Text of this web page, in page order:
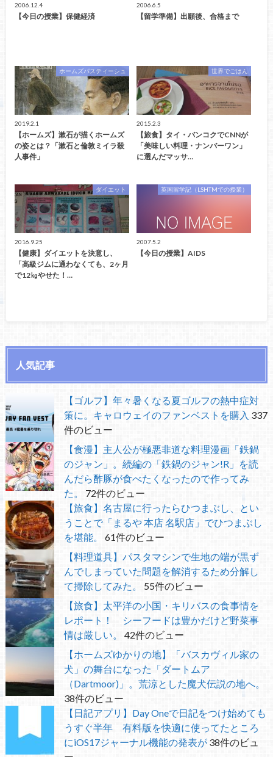
2006.12.4
【今日の授業】保健経済
2006.6.5
【留学準備】出願後、合格まで
ホームズパスティーシュ
2019.2.1
【ホームズ】漱石が描くホームズ
の姿とは？「漱石と倫敦ミイラ殺
人事件」
世界でごはん
2015.2.3
【旅食】タイ・バンコクでCNNが
「美味しい料理・ナンバーワン」
に選んだマッサ…
ダイエット
2016.9.25
【健康】ダイエットを決意し、
「高級ジムに通わなくても、2ヶ月
で12㎏やせた！…
英国留学記（LSHTMでの授業）
2007.5.2
【今日の授業】AIDS
人気記事
【ゴルフ】年々暑くなる夏ゴルフの熱中症対
策に。キャロウェイのファンベストを購入 337
件のビュー
【食漫】主人公が極悪非道な料理漫画「鉄鍋
のジャン」。続編の「鉄鍋のジャン!R」を読
んだら酢豚が食べたくなったので作ってみ
た。
72件のビュー
【旅食】名古屋に行ったらひつまぶし、とい
うことで「まるや 本店 名駅店」でひつまぶし
を堪能。
61件のビュー
【料理道具】パスタマシンで生地の端が黒ず
んでしまっていた問題を解消するため分解し
て掃除してみた。
55件のビュー
【旅食】太平洋の小国・キリバスの食事情を
レポート！ シーフードは豊かだけど野菜事
情は厳しい。
42件のビュー
【ホームズゆかりの地】「バスカヴィル家の
犬」の舞台になった「ダートムア
（Dartmoor)」。荒涼とした魔犬伝説の地へ。
38件のビュー
【日記アプリ】Day Oneで日記をつけ始めても
うすぐ半年 有料版を快適に使ってたところ
にiOS17ジャーナル機能の発表が 38件のビュ